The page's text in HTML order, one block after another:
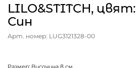
LILO&STITCH, цвят:
Син
Арт. номер: LUG3121328-00